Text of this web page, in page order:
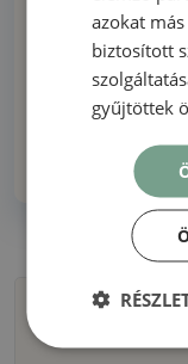
Minden
Szállítás 48
azokat
biztosított
gyűjtöttek